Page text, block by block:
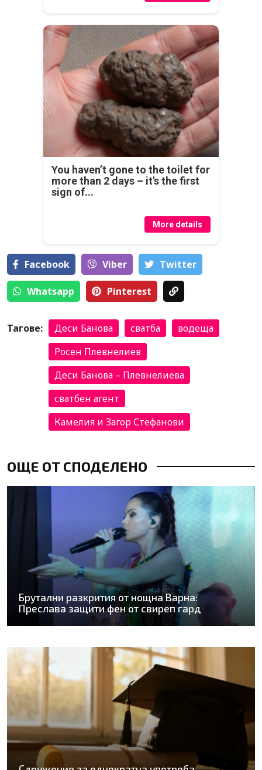
You haven’t gone to the toilet for
more than 2 days – it's the first
sign of...
More details
Facebook Viber Тwitter
Whatsapp Pinterest
Тагове: Деси Банова сватба
водеща
Росен Плевнелиев
Деси Банова – Плевнелиева
сватбен агент
Камелия и Загор Стефанови
ОЩЕ ОТ СПОДЕЛЕНО
Брутални разкрития от нощна Варна:
Преслава защити фен от свиреп гард